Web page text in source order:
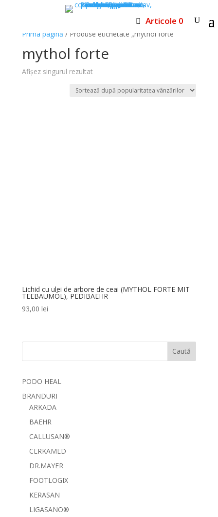
Articole 0
Prima pagină / Produse etichetate „mythol forte”
mythol forte
Afișez singurul rezultat
Lichid cu ulei de arbore de ceai (MYTHOL FORTE MIT
TEEBAUMÖL), PEDIBAEHR
93,00 lei
Caută
PODO HEAL
BRANDURI
ARKADA
BAEHR
CALLUSAN®
CERKAMED
DR.MAYER
FOOTLOGIX
KERASAN
LIGASANO®